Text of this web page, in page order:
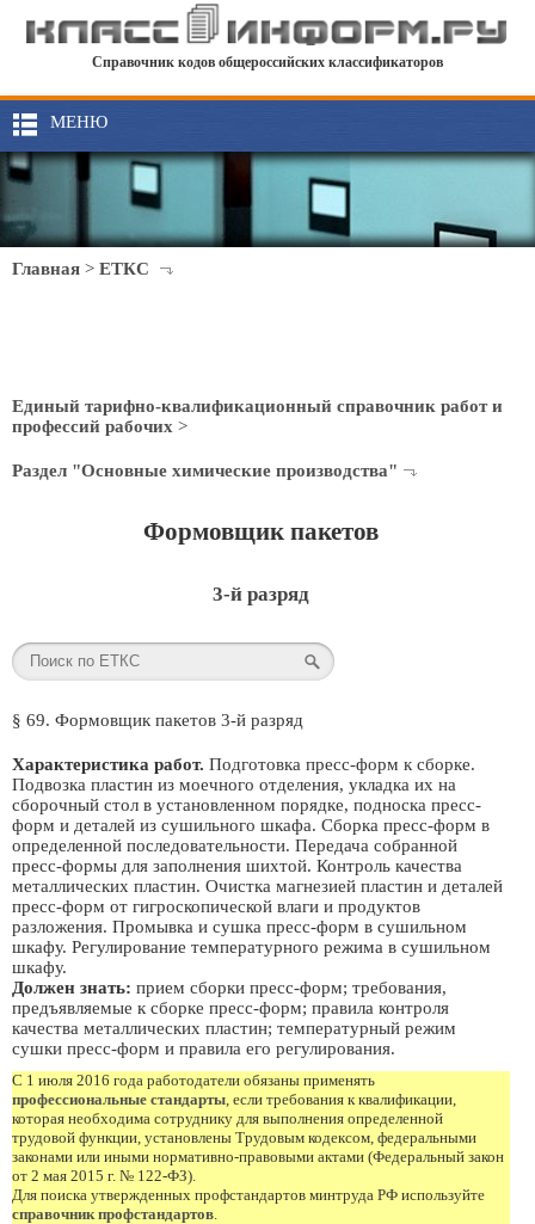
Справочник кодов общероссийских классификаторов
МЕНЮ
Главная > ЕТКС
Единый тарифно-квалификационный справочник работ и
профессий рабочих >
Раздел "Основные химические производства"
Формовщик пакетов
3-й разряд
§ 69. Формовщик пакетов 3-й разряд
Характеристика работ. Подготовка пресс-форм к сборке.
Подвозка пластин из моечного отделения, укладка их на
сборочный стол в установленном порядке, подноска пресс-
форм и деталей из сушильного шкафа. Сборка пресс-форм в
определенной последовательности. Передача собранной
пресс-формы для заполнения шихтой. Контроль качества
металлических пластин. Очистка магнезией пластин и деталей
пресс-форм от гигроскопической влаги и продуктов
разложения. Промывка и сушка пресс-форм в сушильном
шкафу. Регулирование температурного режима в сушильном
шкафу.
Должен знать: прием сборки пресс-форм; требования,
предъявляемые к сборке пресс-форм; правила контроля
качества металлических пластин; температурный режим
сушки пресс-форм и правила его регулирования.
С 1 июля 2016 года работодатели обязаны применять
профессиональные стандарты, если требования к квалификации,
которая необходима сотруднику для выполнения определенной
трудовой функции, установлены Трудовым кодексом, федеральными
законами или иными нормативно-правовыми актами (Федеральный закон
от 2 мая 2015 г. № 122-ФЗ).
Для поиска утвержденных профстандартов минтруда РФ используйте
справочник профстандартов.